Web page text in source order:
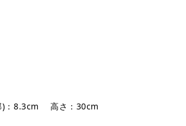
：8.3cm 高さ：30cm